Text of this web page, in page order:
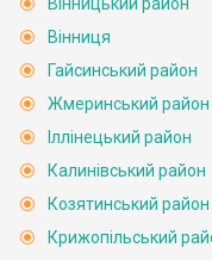
Вінниця
Гайсинський район
Жмеринський район
Іллінецький район
Калинівський район
Козятинський район
Крижопільський